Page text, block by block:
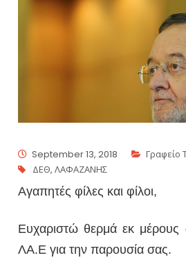
September 13, 2018 Γραφείο
ΔΕΘ,ΛΑΦΑΖΑΝΗΣ
Αγαπητές φίλες και φίλοι,
Ευχαριστώ θερμά εκ μέρους
ΛΑ.Ε για την παρουσία σας.